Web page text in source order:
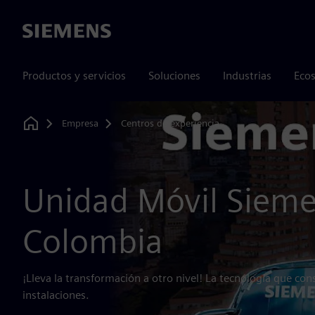
Siemens
Productos y servicios Soluciones Industrias
Home
Empresa Centros de experiencia
Unidad Móvil
Colombia
¡Lleva la transformación a otro nivel! La tecnología que
instalaciones.